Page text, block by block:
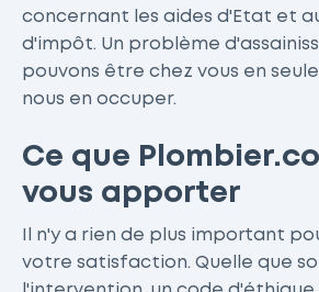
concernant les aides d'Etat et
d'impôt. Un problème
pouvons être chez vous en
nous en occuper.
Ce que
vous apporter
Il n'y a rien de plus important
votre satisfaction. Quelle que